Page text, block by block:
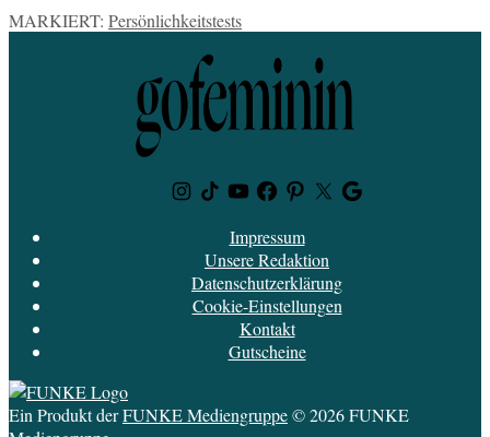
MARKIERT: Persönlichkeitstests
Instagram
TikTokYoutubeFacebook
PinterestTwitterGoogle
Impressum
Unsere Redaktion
Datenschutzerklärung
Cookie-Einstellungen
Kontakt
Gutscheine
Ein Produkt derFUNKE Mediengruppe© 2026 FUNKE